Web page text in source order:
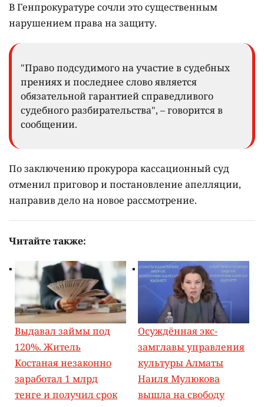
В Генпрокуратуре сочли это существенным
нарушением права на защиту.
"Право подсудимого на участие в судебных
прениях и последнее слово является
обязательной гарантией справедливого
судебного разбирательства", – говорится в
сообщении.
По заключению прокурора кассационный суд
отменил приговор и постановление апелляции,
направив дело на новое рассмотрение.
Читайте также:
Выдавал займы под
120%. Житель
Костаная незаконно
заработал 1 млрд
тенге и получил срок
Осуждённая экс-
замглавы управления
культуры Алматы
Наиля Мулюкова
вышла на свободу